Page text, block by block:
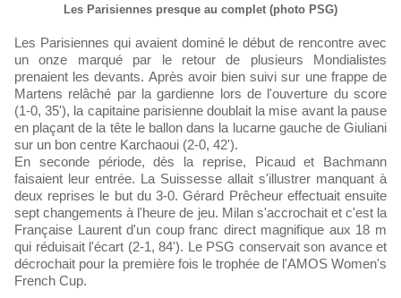
Les Parisiennes presque au complet (photo PSG)
Les Parisiennes qui avaient dominé le début de rencontre avec
un onze marqué par le retour de plusieurs Mondialistes
prenaient les devants. Après avoir bien suivi sur une frappe de
Martens relâché par la gardienne lors de l'ouverture du score
(1-0, 35'), la capitaine parisienne doublait la mise avant la pause
en plaçant de la tête le ballon dans la lucarne gauche de Giuliani
sur un bon centre Karchaoui (2-0, 42').
En seconde période, dès la reprise, Picaud et Bachmann
faisaient leur entrée. La Suissesse allait s'illustrer manquant à
deux reprises le but du 3-0. Gérard Prêcheur effectuait ensuite
sept changements à l'heure de jeu. Milan s'accrochait et c'est la
Française Laurent d'un coup franc direct magnifique aux 18 m
qui réduisait l'écart (2-1, 84'). Le PSG conservait son avance et
décrochait pour la première fois le trophée de l'AMOS Women's
French Cup.